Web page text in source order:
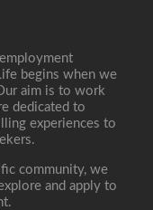
begins when we
aim is to work
dedicated to
experiences to
community, we
and apply to